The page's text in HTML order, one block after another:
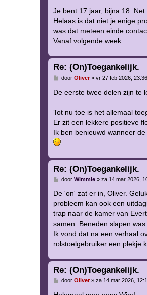
r
c
h
t
Je bent 17 jaar, bijna 18.
Helaas is dat niet je enige
was dat meteen einde
Vanaf volgende week.
Re: (On)Toegankelijk.
B
r
h
t
door Oliver» vr 27 feb 2026, 23:36
De eerste twee delen zijn te
Tot nu toe is het allemaal
Er zit een lekkere positieve
Ik ben benieuwd wanneer
Re: (On)Toegankelijk.
B
r
c
h
t
door Wimmie» za 14 mar 2026,
De 'on' zat er in, Oliver.
probleem kan ook een
trap naar de kamer van
samen. Beneden slapen
Ik vond dat na een verhaal
rolstoelgebruiker een plekje
Re: (On)Toegankelijk.
B
r
door Oliver» za 14 mar 2026,